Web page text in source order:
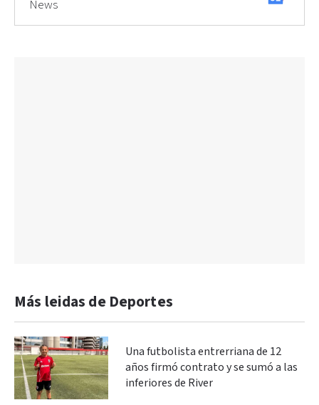
News
Más leidas de Deportes
Una futbolista entrerriana de 12
años firmó contrato y se sumó a las
inferiores de River